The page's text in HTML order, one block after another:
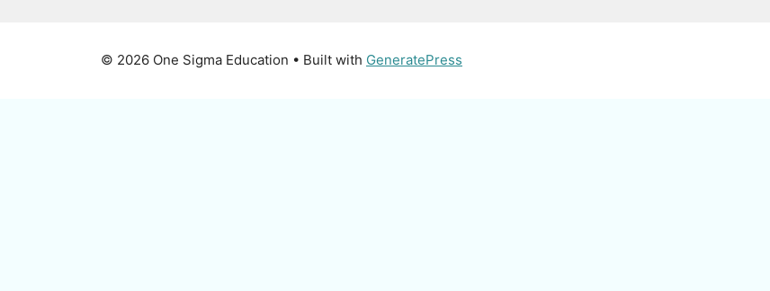
© 2026 One Sigma Education • Built with GeneratePress